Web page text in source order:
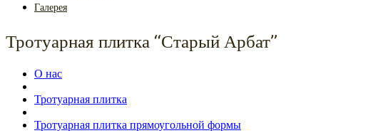
Галерея
Тротуарная плитка “Старый Арбат”
О нас
Тротуарная плитка
Тротуарная плитка прямоугольной формы